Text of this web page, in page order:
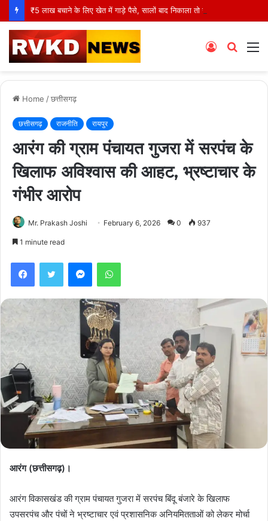
₹5 लाख बचाने के लिए खेत में गाड़े पैसे, सालों बाद निकाला तो उड़ गए होश!
Search
Log
Home /छत्तीसगढ़
छत्तीसगढ़ राजनीति रायपुर
आरंग की ग्राम पंचायत गुजरा में सरपंच के
खिलाफ अविश्वास की आहट, भ्रष्टाचार के
गंभीर आरोप
Mr. Prakash Joshi February 6, 2026 0 937
1 minute read
FacebookTwitter MessengerWhatsApp
आरंग (छत्तीसगढ़)।
आरंग विकासखंड की ग्राम पंचायत गुजरा में सरपंच बिंदू बंजारे के खिलाफ
उपसरपंच और पंचों ने भ्रष्टाचार एवं प्रशासनिक अनियमितताओं को लेकर मोर्चा